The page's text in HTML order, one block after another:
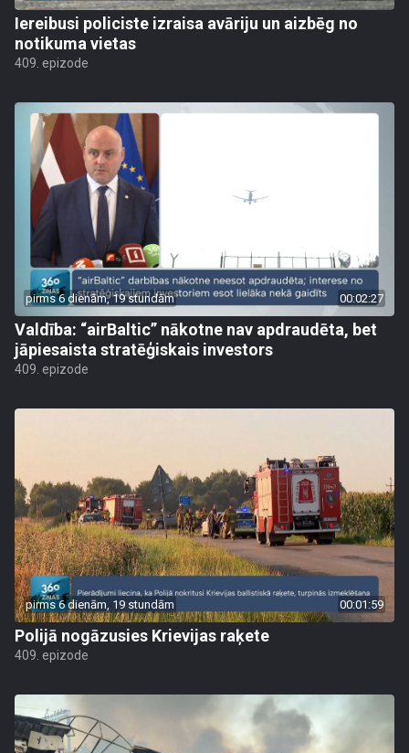
Iereibusi policiste izraisa avāriju un aizbēg no
notikuma vietas
409. epizode
pirms 6 dienām, 19 stundām 00:02:27
Valdība: “airBaltic” nākotne nav apdraudēta, bet
jāpiesaista stratēģiskais investors
409. epizode
pirms 6 dienām, 19 stundām 00:01:59
Polijā nogāzusies Krievijas raķete
409. epizode